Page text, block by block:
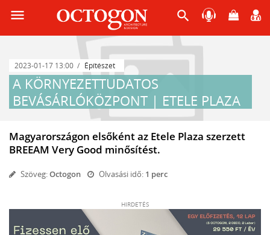
menu search
2023-01-17 13:00 Építészet
A KÖRNYEZETTUDATOS
BEVÁSÁRLÓKÖZPONT | ETELE PLAZA
Magyarországon elsőként az Etele Plaza szerzett
BREEAM Very Good minősítést.
Szöveg:Octogon Olvasási idő: 1 perc
HIRDETÉS